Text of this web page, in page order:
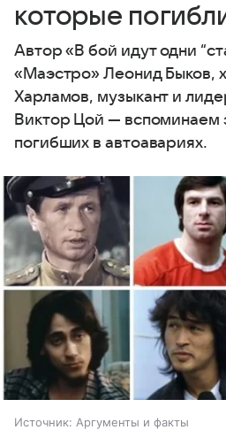
которые
Автор «В бой идут одни
«Маэстро» Леонид Быков,
Харламов, музыкант и
Виктор Цой — вспоминаем
погибших в автоавариях.
Источник: Аргументы и факты